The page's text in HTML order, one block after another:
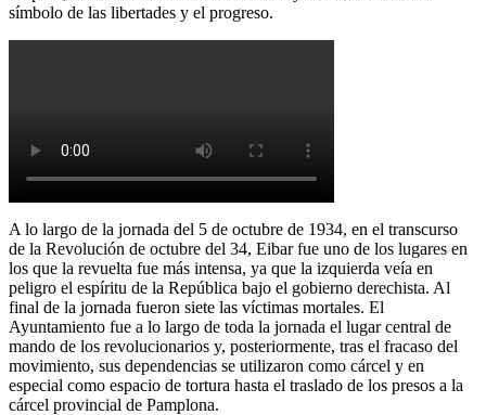
símbolo de las libertades y el progreso.
A lo largo de la jornada del 5 de octubre de 1934, en el transcurso
de la Revolución de octubre del 34, Eibar fue uno de los lugares en
los que la revuelta fue más intensa, ya que la izquierda veía en
peligro el espíritu de la República bajo el gobierno derechista. Al
final de la jornada fueron siete las víctimas mortales. El
Ayuntamiento fue a lo largo de toda la jornada el lugar central de
mando de los revolucionarios y, posteriormente, tras el fracaso del
movimiento, sus dependencias se utilizaron como cárcel y en
especial como espacio de tortura hasta el traslado de los presos a la
cárcel provincial de Pamplona.